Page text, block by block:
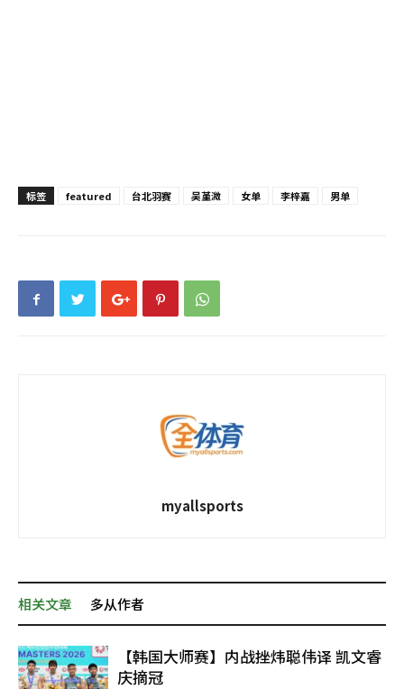
标签 featured 台北羽赛 吴堇溦 女单 李梓嘉 男单
myallsports
相关文章 多从作者
【韩国大师赛】内战挫炜聪伟译 凯文睿
庆摘冠